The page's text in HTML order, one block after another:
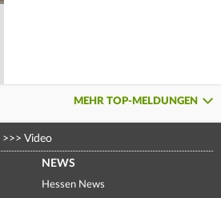
MEHR TOP-MELDUNGEN
>>> Video
NEWS
Hessen News